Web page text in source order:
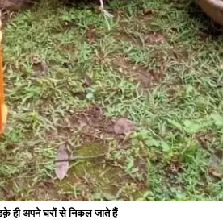
ही अपने घरों से निकल जाते हैं